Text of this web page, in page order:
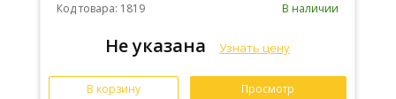
Код товара: 1819 В наличии
Не указана Узнать цену
В корзину Просмотр